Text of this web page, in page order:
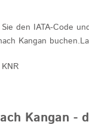
den IATA-Code
Kangan
Kangan -